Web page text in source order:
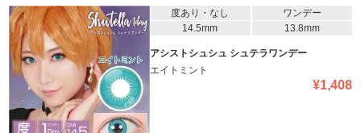
度あり・なし
ワンデー
14.5mm
13.8mm
アシストシュシュ シュテラワンデー
エイトミント
¥1,408